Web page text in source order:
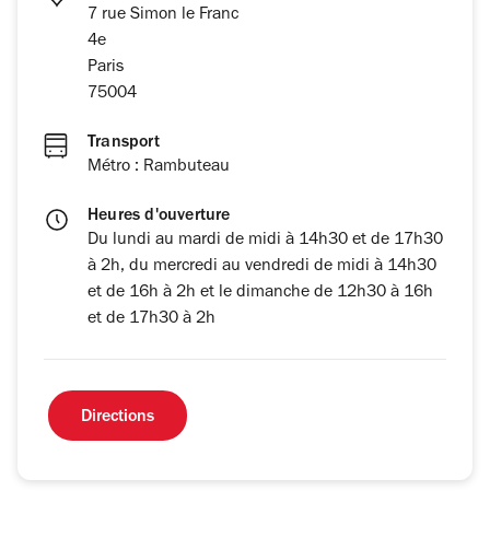
7 rue Simon le Franc
4e
Paris
75004
Transport
Métro : Rambuteau
Heures d'ouverture
Du lundi au mardi de midi à 14h30 et de 17h30
à 2h, du mercredi au vendredi de midi à 14h30
et de 16h à 2h et le dimanche de 12h30 à 16h
et de 17h30 à 2h
Directions